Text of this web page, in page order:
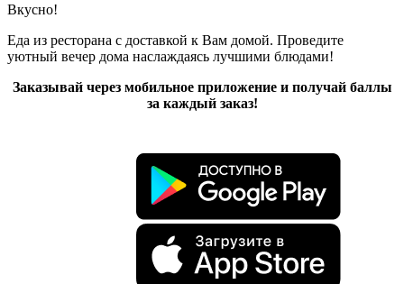
Вкусно!
Еда из ресторана с доставкой к Вам домой. Проведите
уютный вечер дома наслаждаясь лучшими блюдами!
Заказывай через мобильное приложение и получай баллы
за каждый заказ!